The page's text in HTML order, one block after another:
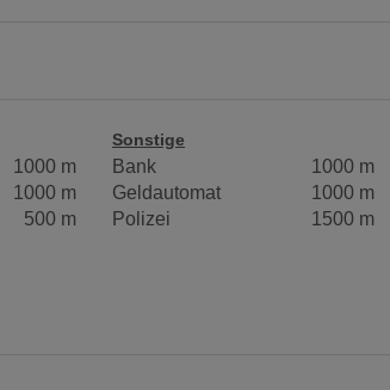
1000 m
1000 m
500 m
Sonstige
Bank
1000 m
Geldautomat
1000 m
Polizei
1500 m